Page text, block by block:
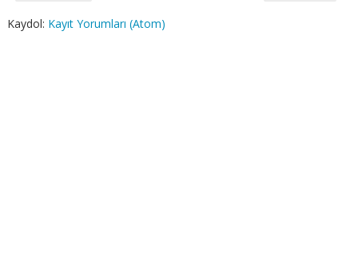
Kaydol: Kayıt Yorumları (Atom)